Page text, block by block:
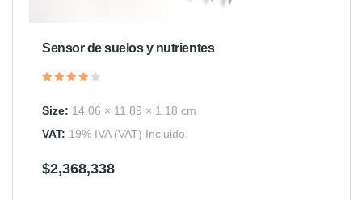
Sensor de suelos y nutrientes
4.00
Size: 14.06 × 11.89 × 1.18 cm
VAT: 19% IVA (VAT) Incluido.
$2,368,338